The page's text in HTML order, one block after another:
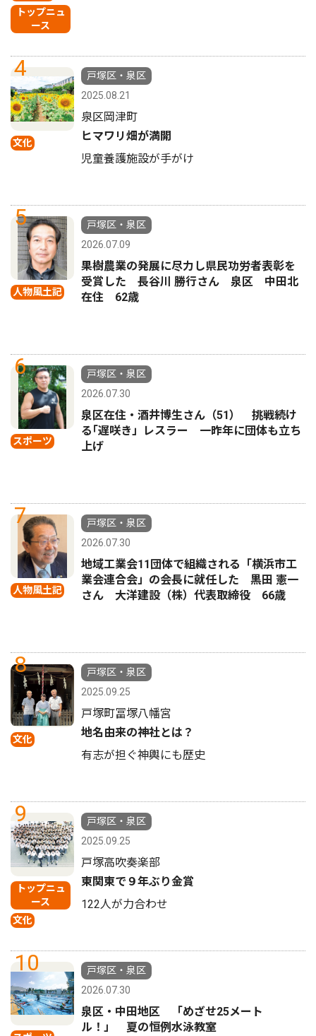
トップニュ
ース
4
文化
戸塚区・泉区
2025.08.21
泉区岡津町
ヒマワリ畑が満開
児童養護施設が手がけ
5
人物風土記
戸塚区・泉区
2026.07.09
果樹農業の発展に尽力し県民功労者表彰を
受賞した 長谷川 勝行さん 泉区 中田北
在住 62歳
6
スポーツ
戸塚区・泉区
2026.07.30
泉区在住・酒井博生さん（51） 挑戦続け
る｢遅咲き」レスラー 一昨年に団体も立ち
上げ
7
人物風土記
戸塚区・泉区
2026.07.30
地域工業会11団体で組織される「横浜市工
業会連合会」の会長に就任した 黒田 憲一
さん 大洋建設（株）代表取締役 66歳
8
文化
戸塚区・泉区
2025.09.25
戸塚町冨塚八幡宮
地名由来の神社とは？
有志が担ぐ神輿にも歴史
9
トップニュ
ース
文化
戸塚区・泉区
2025.09.25
戸塚高吹奏楽部
東関東で９年ぶり金賞
122人が力合わせ
10
戸塚区・泉区
2026.07.30
泉区・中田地区 「めざせ25メート
ル！」 夏の恒例水泳教室